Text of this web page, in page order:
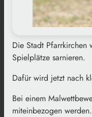
Die Stadt Pfarrkirchen
Spielplätze sarnieren.
Dafür wird jetzt nach
Bei einem
miteinbezogen werden.